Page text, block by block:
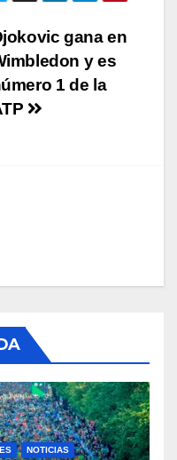
gana en
y es
1 de la
NOTICIAS